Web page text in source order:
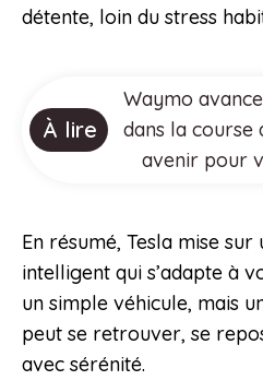
détente, loin du stress
À lire
Waymo
dans la course
avenir pour
En résumé, Tesla mise
intelligent qui s’adapte à
un simple véhicule, mais
peut se retrouver, se
avec sérénité.